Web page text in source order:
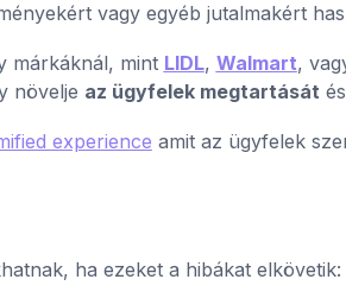
vagy egyéb jutalmakért
márkáknál, mint LIDL, Walmart,
növelje az ügyfelek megtartását
experience amit az ügyfelek
ha ezeket a hibákat elkövetik: